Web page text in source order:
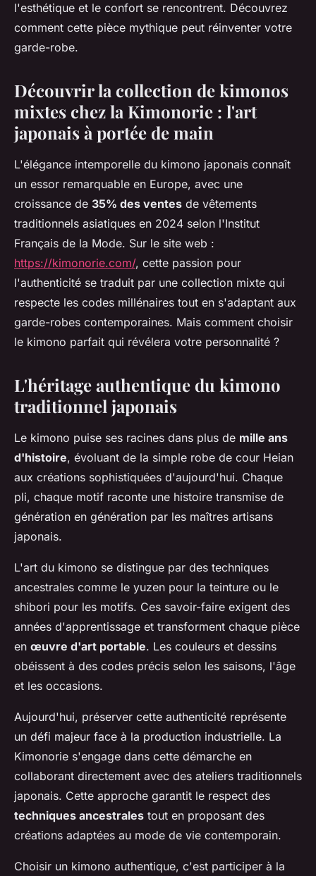
l'esthétique et le confort se rencontrent. Découvrez
comment cette pièce mythique peut réinventer votre
garde-robe.
Découvrir la collection de kimonos
mixtes chez la Kimonorie : l'art
japonais à portée de main
L'élégance intemporelle du kimono japonais connaît
un essor remarquable en Europe, avec une
croissance de 35% des ventes de vêtements
traditionnels asiatiques en 2024 selon l'Institut
Français de la Mode. Sur le site web :
https://kimonorie.com/, cette passion pour
l'authenticité se traduit par une collection mixte qui
respecte les codes millénaires tout en s'adaptant aux
garde-robes contemporaines. Mais comment choisir
le kimono parfait qui révélera votre personnalité ?
L'héritage authentique du kimono
traditionnel japonais
Le kimono puise ses racines dans plus de mille ans
d'histoire, évoluant de la simple robe de cour Heian
aux créations sophistiquées d'aujourd'hui. Chaque
pli, chaque motif raconte une histoire transmise de
génération en génération par les maîtres artisans
japonais.
L'art du kimono se distingue par des techniques
ancestrales comme le yuzen pour la teinture ou le
shibori pour les motifs. Ces savoir-faire exigent des
années d'apprentissage et transforment chaque pièce
en œuvre d'art portable. Les couleurs et dessins
obéissent à des codes précis selon les saisons, l'âge
et les occasions.
Aujourd'hui, préserver cette authenticité représente
un défi majeur face à la production industrielle. La
Kimonorie s'engage dans cette démarche en
collaborant directement avec des ateliers traditionnels
japonais. Cette approche garantit le respect des
techniques ancestrales tout en proposant des
créations adaptées au mode de vie contemporain.
Choisir un kimono authentique, c'est participer à la